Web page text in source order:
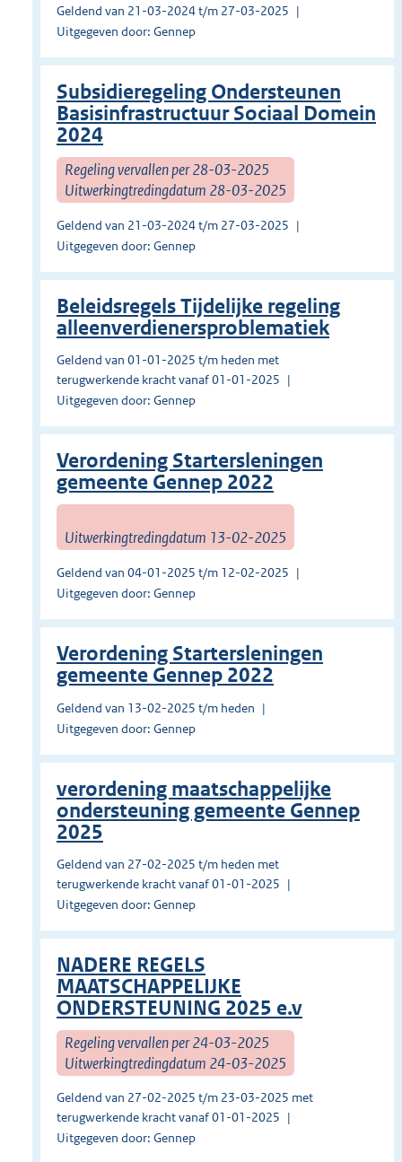
Geldend van 21-03-2024 t/m 27-03-2025
Uitgegeven door: Gennep
Subsidieregeling Ondersteunen
Basisinfrastructuur Sociaal Domein
2024
Regeling vervallen per 28-03-2025
Uitwerkingtredingdatum 28-03-2025
Geldend van 21-03-2024 t/m 27-03-2025
Uitgegeven door: Gennep
Beleidsregels Tijdelijke regeling
alleenverdienersproblematiek
Geldend van 01-01-2025 t/m heden met
terugwerkende kracht vanaf 01-01-2025
Uitgegeven door: Gennep
Verordening Startersleningen
gemeente Gennep 2022
Uitwerkingtredingdatum 13-02-2025
Geldend van 04-01-2025 t/m 12-02-2025
Uitgegeven door: Gennep
Verordening Startersleningen
gemeente Gennep 2022
Geldend van 13-02-2025 t/m heden
Uitgegeven door: Gennep
verordening maatschappelijke
ondersteuning gemeente Gennep
2025
Geldend van 27-02-2025 t/m heden met
terugwerkende kracht vanaf 01-01-2025
Uitgegeven door: Gennep
NADERE REGELS
MAATSCHAPPELIJKE
ONDERSTEUNING 2025 e.v
Regeling vervallen per 24-03-2025
Uitwerkingtredingdatum 24-03-2025
Geldend van 27-02-2025 t/m 23-03-2025 met
terugwerkende kracht vanaf 01-01-2025
Uitgegeven door: Gennep